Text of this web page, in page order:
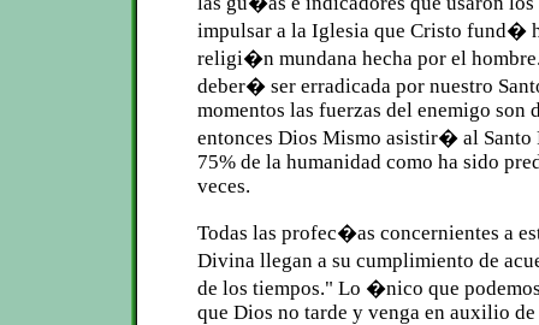
impulsar a la Iglesia que Cristo fund�
religi�n mundana hecha por el
deber� ser erradicada por nuestro
momentos las fuerzas del enemigo son
entonces Dios Mismo asistir� al Santo
75% de la humanidad como ha sido
veces.
Todas las profec�as concernientes a
Divina llegan a su cumplimiento de
de los tiempos." Lo �nico que
que Dios no tarde y venga en auxilio